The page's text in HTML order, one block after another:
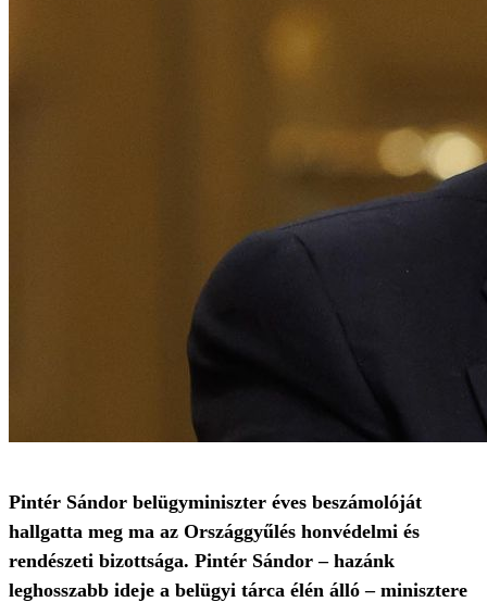
Pintér Sándor belügyminiszter éves beszámolóját
hallgatta meg ma az Országgyűlés honvédelmi és
rendészeti bizottsága. Pintér Sándor – hazánk
leghosszabb ideje a belügyi tárca élén álló – minisztere